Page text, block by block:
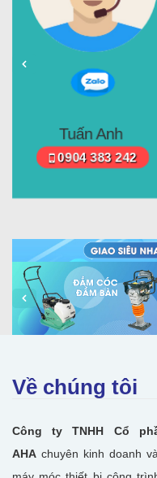
Tuấn Anh
0904 383 242
Về chúng tôi
Công ty TNHH Cổ
AHA chuyên kinh doanh